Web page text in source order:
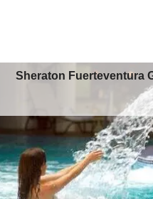
Sheraton Fuerteventura